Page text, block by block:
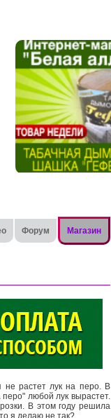
Форум Магазин
растет лук на перо. В
любой лук вырастет.
В этом году решила
я делаю не так?